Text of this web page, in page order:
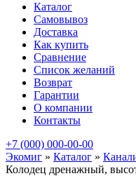
Каталог
Самовывоз
Доставка
Как купить
Сравнение
Список желаний
Возврат
Гарантии
О компании
Контакты
+7 (000) 000-00-00
Экомиг » Каталог »
Колодец дренажный,